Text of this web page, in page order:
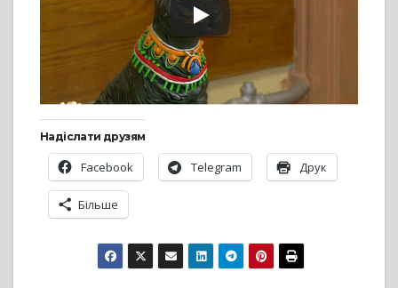
Надіслати друзям
Facebook Telegram Друк
Більше